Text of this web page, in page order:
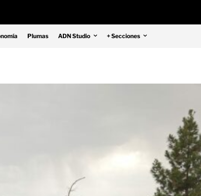
Plumas ADN Studio + Secciones